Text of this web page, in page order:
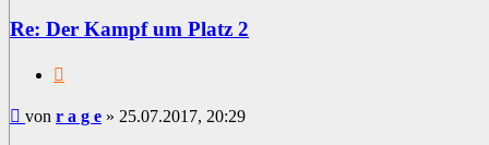
Re: Der Kampf um Platz 2
Beitrag
von r a g e » 25.07.2017, 20:29